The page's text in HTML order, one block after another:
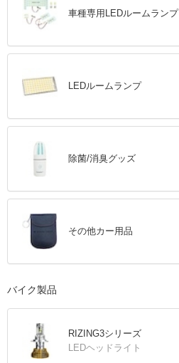
車種専用LEDルームランプ
LEDルームランプ
除菌/消臭グッズ
その他カー用品
バイク製品
RIZING3シリーズ
LEDヘッドライト